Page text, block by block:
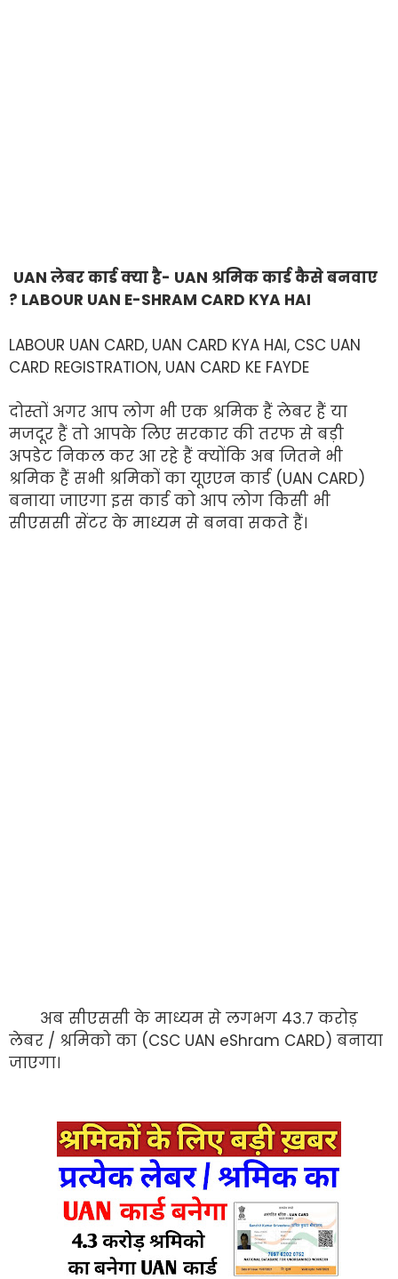
UAN लेबर कार्ड क्या है- UAN श्रमिक कार्ड कैसे बनवाए
? LABOUR UAN E-SHRAM CARD KYA HAI
LABOUR UAN CARD, UAN CARD KYA HAI, CSC UAN
CARD REGISTRATION, UAN CARD KE FAYDE
दोस्तों अगर आप लोग भी एक श्रमिक हैं लेबर हैं या
मजदूर हैं तो आपके लिए सरकार की तरफ से बड़ी
अपडेट निकल कर आ रहे हैं क्योंकि अब जितने भी
श्रमिक हैं सभी श्रमिकों का यूएएन कार्ड (UAN CARD)
बनाया जाएगा इस कार्ड को आप लोग किसी भी
सीएससी सेंटर के माध्यम से बनवा सकते हैं।
अब सीएससी के माध्यम से लगभग 43.7 करोड़
लेबर / श्रमिको का (CSC UAN eShram CARD) बनाया
जाएगा।